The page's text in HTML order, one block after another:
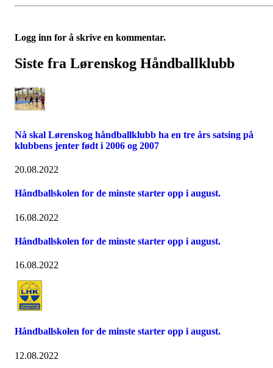
Logg inn for å skrive en kommentar.
Siste fra Lørenskog Håndballklubb
Nå skal Lørenskog håndballklubb ha en tre års satsing på
klubbens jenter født i 2006 og 2007
20.08.2022
Håndballskolen for de minste starter opp i august.
16.08.2022
Håndballskolen for de minste starter opp i august.
16.08.2022
Håndballskolen for de minste starter opp i august.
12.08.2022